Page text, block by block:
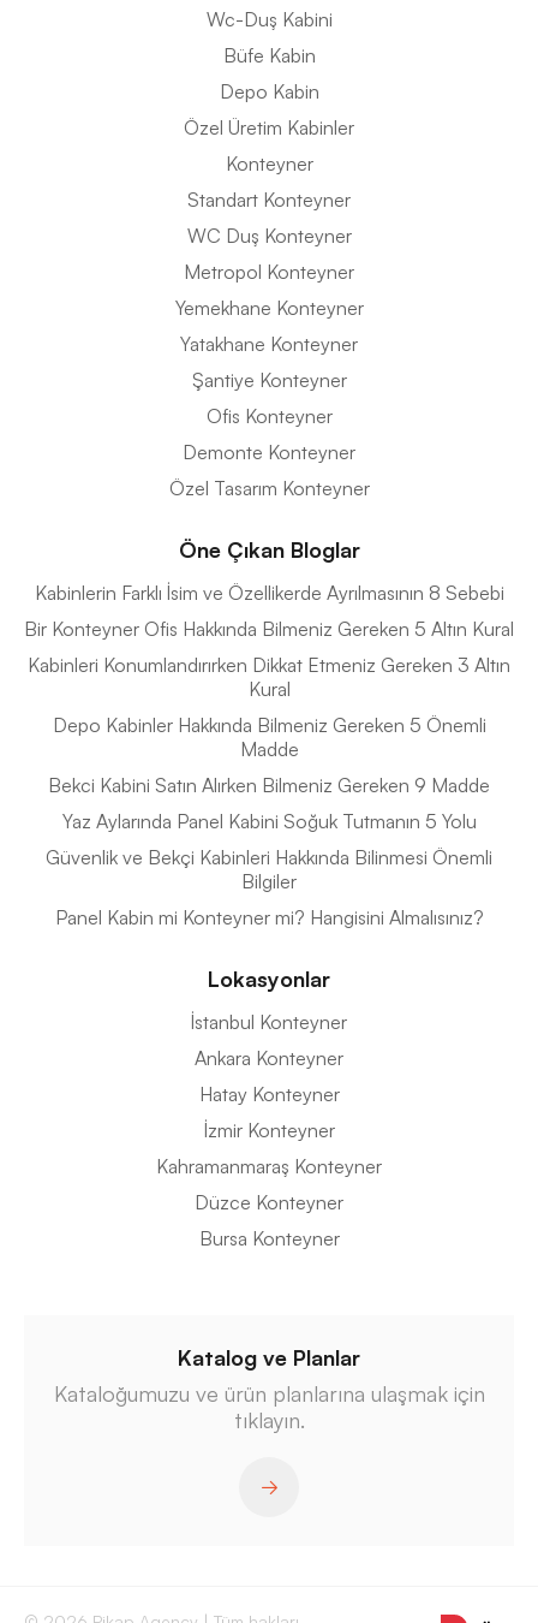
Wc-Duş Kabini
Büfe Kabin
Depo Kabin
Özel Üretim Kabinler
Konteyner
Standart Konteyner
WC Duş Konteyner
Metropol Konteyner
Yemekhane Konteyner
Yatakhane Konteyner
Şantiye Konteyner
Ofis Konteyner
Demonte Konteyner
Özel Tasarım Konteyner
Öne Çıkan Bloglar
Kabinlerin Farklı İsim ve Özellikerde Ayrılmasının 8 Sebebi
Bir Konteyner Ofis Hakkında Bilmeniz Gereken 5 Altın Kural
Kabinleri Konumlandırırken Dikkat Etmeniz Gereken 3 Altın
Kural
Depo Kabinler Hakkında Bilmeniz Gereken 5 Önemli
Madde
Bekci Kabini Satın Alırken Bilmeniz Gereken 9 Madde
Yaz Aylarında Panel Kabini Soğuk Tutmanın 5 Yolu
Güvenlik ve Bekçi Kabinleri Hakkında Bilinmesi Önemli
Bilgiler
Panel Kabin mi Konteyner mi? Hangisini Almalısınız?
Lokasyonlar
İstanbul Konteyner
Ankara Konteyner
Hatay Konteyner
İzmir Konteyner
Kahramanmaraş Konteyner
Düzce Konteyner
Bursa Konteyner
Katalog ve Planlar
Kataloğumuzu ve ürün planlarına ulaşmak için
tıklayın.